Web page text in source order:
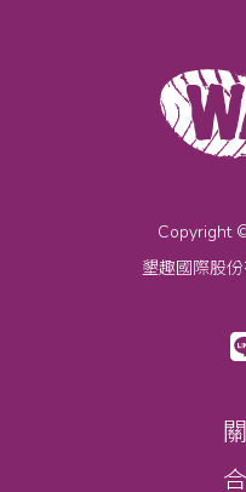
Copyright
墾趣國際股